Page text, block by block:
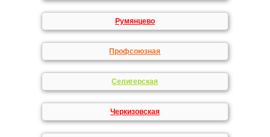
Румянцево
Профсоюзная
Селигерская
Черкизовская